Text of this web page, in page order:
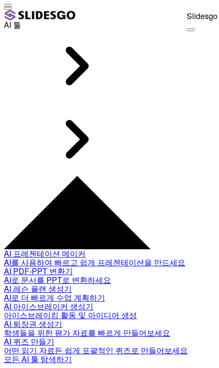
AI 툴
AI 프레젠테이션 메이커
AI를 사용하여 빠르고 쉽게 프레젠테이션을 만드세요
AI PDF-PPT 변환기
AI로 문서를 PPT로 변환하세요
AI 레슨 플랜 생성기
AI로 더 빠르게 수업 계획하기
AI 아이스브레이커 생성기
아이스브레이킹 활동 및 아이디어 생성
AI 퇴장권 생성기
학생들을 위한 평가 자료를 빠르게 만들어보세요
AI 퀴즈 만들기
어떤 읽기 자료든 쉽게 포괄적인 퀴즈로 만들어보세요
모든 AI 툴 탐색하기